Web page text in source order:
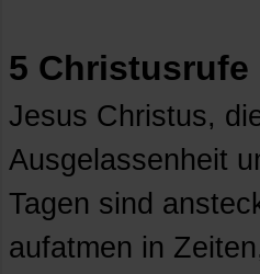
5 Christusrufe
Jesus Christus,
Ausgelassenheit
Tagen sind
aufatmen in